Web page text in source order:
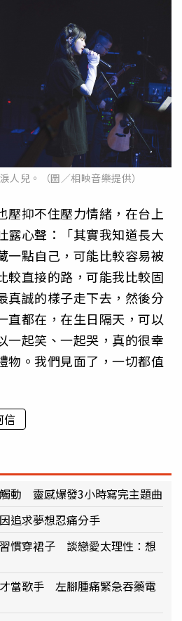
人兒。（圖／相映音樂提供）
壓抑不住壓力情緒，在台上
露心聲：「其實我知道長大
一點自己，可能比較容易被
較直接的路，可能我比較固
真誠的樣子走下去，然後分
直都在，在生日隔天，可以
一起笑、一起哭，真的很幸
物。我們見面了，一切都值
信
動 靈感爆發3小時寫完主題曲
追求夢想忍痛分手
慣穿裙子 談戀愛太理性：想
當歌手 左腳腫痛緊急吞藥電